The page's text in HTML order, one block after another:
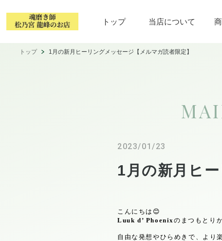
トップ 当店について
トップ 1月の新月ヒーリングメッセージ【メルマガ読者限定】
2023/01/23
1月の新月ヒ
こんにちは 😊
Luuk d’ Phoenixのまつもとり
自由な発想やひらめきで、より